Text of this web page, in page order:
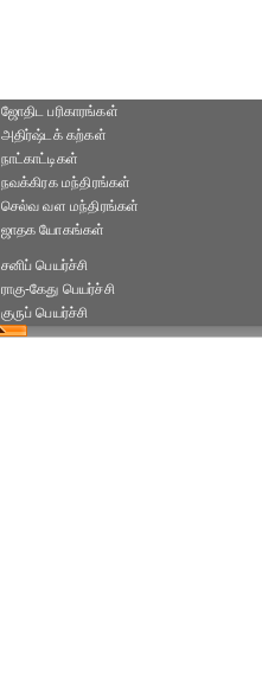
ஜோதிட ப‌ரிகார‌ங்க‌ள்
அதிர்ஷ்டக் கற்கள்
நாட்காட்டிகள்
நவக்கிரக மந்திரங்கள்
செல்வ வள மந்திரங்கள்
ஜாதக யோகங்கள்
சனிப் பெயர்ச்சி
ராகு-கேது பெயர்ச்சி
குருப் பெயர்ச்சி